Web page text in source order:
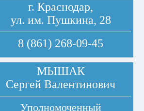
г. Краснодар,
ул. им. Пушкина, 28
8 (861) 268-09-45
МЫШАК
Сергей Валентинович
Уполномоченный